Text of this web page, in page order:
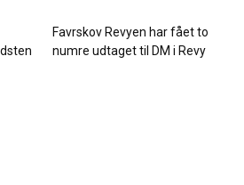
Favrskov Revyen har fået to
numre udtaget til DM i Revy